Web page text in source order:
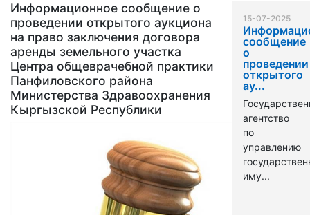
Информационное сообщение о
проведении открытого аукциона
на право заключения договора
аренды земельного участка
Центра общеврачебной практики
Панфиловского района
Министерства Здравоохранения
Кыргызской Республики
15-07-2025
сообщение
о
проведении
открытого
ау...
агентство
по
управлению
иму...